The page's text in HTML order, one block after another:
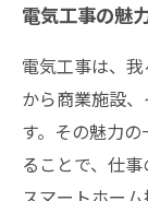
電気工事の魅
電気工事は、
から商業施設
す。その魅力
ることで、仕